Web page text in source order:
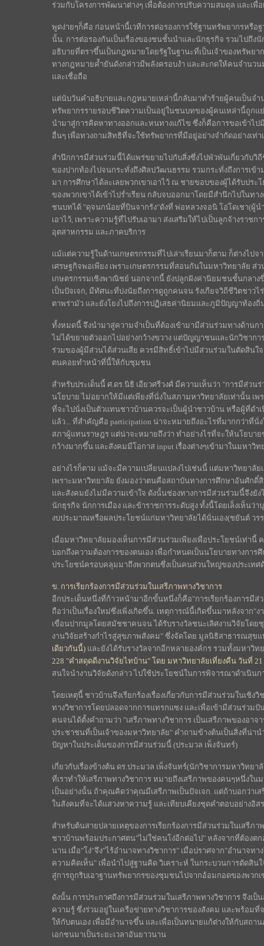
ร่วมกับโครงการพัฒนาต่างๆ เพื่อต้องการปรับความสมดุล และเพื่อ
พูดง่ายๆก็คือ ก่อนหน้านี้เวทีการต่อรองการใช้ฐานทรัพยากรหรื
นั้น. การต่อรองกันเป็นเรื่องของชนชั้นนำและนักธุรกิจ รวมไปถึง
อธิบายที่ตราขึ้นเป็นกฎหมายโดยรัฐในฐานะที่เป็นเจ้าของทรัพย
ทางกฎหมายค้ำยันดังกล่าวมีพลังครอบงำ และสะกดให้คนจำนว
และเชื่อถือ
แต่นับวันคำอธิบายและกฎหมายเหล่านี้กลับมาทำร้ายผู้คนเป็นจ
ทรัพยากรรายรอบชีวิตความเป็นอยู่ในชนบทของผู้คนเหล่านี้ถูกแ
นำมาสู่การคิดหาทางออกและหนทางแก้ไข ซึ่งก็คือการขอเข้าไ
อื่นๆ เพื่อทวงถามสิทธิที่จะใช้ทรัพยากรที่มีอยู่อย่างจำกัดอย่างเท่
สำนึกการมีส่วนร่วมนี้ได้แพร่ขยายไปกับสิ่งซึ่งไปพัวพันเกี่ยวกับวิ
ของปากท้องไปจนกระทั่งถึงศิลปวัฒนธรรม รวมกระทั่งถึงการเข้
มา การศึกษาได้ละเลยพวกเขาเอาไว้ ณ ชายขอบของผู้ได้รับป
ของพวกเขาได้เข้าไปร่ำเรียน กลับจบออกมาโดยมีสำนึกไปในท
ชนบทได้ "ดุจนกน้อยที่บินจากรัง"ดังที่ พ่อหลวงจอนิ โอ่โดเชา(ผู้น
เอาไว้, เพราะความรู้ที่ไปรับเอามา ส่งเสริมให้ไปเป็นลูกจ้างราช
อุตสาหกรรม และภาคบริการ
แม้แต่ความรู้ในด้านเกษตรกรรมที่ไปเล่าเรียนมาก็ตาม ก็ต่างไป
เศรษฐกิจพอเพียง เพราะเกษตรกรรมที่สอนกันในมหาวิทยาลัย ส่
เกษตรกรรมเชิงพาณิชย์ นอกจากนี้ ยังปลูกฝังค่านิยมชนชั้นกลาง
เป็นปัจเจก, มีทัศนะที่บ่งนัยถึงการดูถูกคนจน รังเกียจวิถีชีวิตชาว
ตาพร่ามัว และยังโยงไปถึงการปฏิเสธค่านิยมและภูมิปัญญาท้องถิ่
ทั้งหมดนี้ จึงนำมาสู่ความจำเป็นที่ต้องเข้ามามีส่วนร่วมทางด้าน
ไม่ได้ขยายตัวออกไปอย่างกว้างขวาง แต่ปัญญาชนและนักวิชากา
ร่วมของผู้มีส่วนได้ส่วนเสีย ควรมีสิทธิ์เข้าไปมีส่วนร่วมในตัดสินใ
ตนคอยทำหน้าที่นี้ให้กับชุมชน
สำหรับประเด็นนี้ ศ.ดร.นิธิ เอียวศรีวงศ์ มีความเห็นว่า "การมีส่ว
นโยบาย ไม่อยากให้มีแต่เพียงที่นั่งในสภามหาวิทยาลัยเท่านั้น เ
ที่จะไปนั่งเป็นตัวแทนชาวบ้านควรจะเป็นผู้นำชาวบ้าน หรือผู้ที่ดำ
แล้ว... ที่สำคัญคือ participation น่าจะหมายถึงอะไรที่มากกว่าที่
สภาผู้แทนราษฎร แต่น่าจะหมายถึงว่า ทำอย่างไรที่จะให้นโยบา
กว้างมากขึ้น และสังคมมีโอกาส input เรื่องต่างๆเข้ามาในมหาวิ
อย่างไรก็ตาม แม้จะมีความเปลี่ยนแปลงไปเช่นนี้ แต่มหาวิทยาลัย
เพราะมหาวิทยาลัย ยังมองว่าตนคือสถาบันทางการศึกษาอันศัก
และสังคมยังไม่มีความเข้าใจ ดังนั้นช่องทางการมีส่วนร่วมนี้จึงยั
นักธุรกิจ นักการเมือง และข้าราชการระดับสูง ทั้งนี้โดยเล็งเห็น
งบประมาณหรือผลประโยชน์แก่มหาวิทยาลัยได้นั่นเอง(ชยันต์ วร
เมื่อมหาวิทยาลัยมองเห็นการมีส่วนร่วมเพียงเพื่อประโยชน์เท่านี้
บอกถึงความต้องการของตนเอง เพื่อกำหนดเป็นนโยบายทางการ
ประโยชน์ครอบคลุมมาถึงพวกตนซึ่งเป็นคนส่วนใหญ่ของประเทศ
ข. การเรียกร้องการมีส่วนร่วมในเสรีภาพทางวิชาการ
อีกประเด็นหนึ่งที่ก้าวหน้ามาอีกขั้นหนึ่งก็คือ"การเรียกร้องการมีส่
ถือว่าเป็นเรื่องใหม่ซึ่งเพิ่งเกิดขึ้น. เหตุการณ์นี้เกิดขึ้นมาหลังจาก"
เขื่อนปากมูลโดยสมัชชาคนจน ได้รับรางวัลชนะเลิศงานวิจัยโดย
งานวิจัยสร้างกำไรสู่สุขภาพสังคม" ซึ่งจัดโดย มูลนิธิสาธารณสุข
เดียวกันนี้) และยังได้รับรางวัลจากอีกหลายองค์กร รวมทั้งมหาวิท
228 "คำสดุดดีงานวิจัยไทบ้าน" โดย มหาวิทยาลัยเที่ยงคืน วันที่
สนใจนำงานวิจัยดังกล่าว ไปใช้ประโยชน์ในการพิจารณาดำเนินก
โดยเหตุนี้ ชาวบ้านจึงเรียกร้องเรื่องเกี่ยวกับการมีส่วนร่วมในเชิง
ทางวิชาการโดยปลอดจากการแทรกแซง และเพื่อเข้ามีส่วนร่วม
คนจนได้ตั้งคำถามว่า "เสรีภาพทางวิชาการ เป็นเสรีภาพของอา
ประชาชนที่เป็นเจ้าของมหาวิทยาลัย" คำถามข้างต้นเป็นสิ่งที่น่า
ปัญหาในประเด็นของการมีส่วนร่วมนี้ (ประมวล เพ็งจันทร์)
เกี่ยวกับเรื่องข้างต้น ดร.ประมวล เพ็งจันทร์(นักวิชาการมหาวิทย
ที่เราทำให้เสรีภาพทางวิชาการ หมายถึงเสรีภาพของคนๆหนึ่งใ
เป็นอย่างนั้น ถ้าคุณคิดว่าคุณมีเสรีภาพเป็นปัจเจก. แต่ถ้าบอกว่าเ
ในสังคมที่จะได้แสวงหาความรู้ และเทียบเคียงชุดคำตอบอย่างอิ
สำหรับต้นสายปลายเหตุของการเรียกร้องการมีส่วนร่วมในเสรีภ
ชาวบ้านพร้อมประกาศตน"ไม่ใช่คนโง่อีกต่อไป" หลังจากที่ต้องตก
นาน เมื่อ"โง่"จึง"ไร้อำนาจทางวิชาการ" เมื่อปราศจาก"อำนาจทา
ความคิดเห็น" เพื่อนำไปสู่ฐานคิด วิเคราะห์ ในกระบวนการตัดสิ
สู่การถูกริบเอาฐานทรัพยากรของชุมชนไปจากอ้อมกอดของพวกเ
ดังนั้น การประกาศถึงการมีส่วนร่วมในเสรีภาพทางวิชาการ จึง
ความรู้ ซึ่งร่วมอยู่ในเครือข่ายทางวิชาการของสังคม และพร้อมที่
ให้กับตนเอง เพื่อมีอำนาจขึ้น และเพื่อเป็นทนายแก้ต่างให้กับสถ
เอกชนมาเป็นระยะเวลาอันยาวนาน